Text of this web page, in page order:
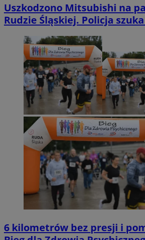
Uszkodzono Mitsubishi na
Rudzie Śląskiej. Policja
6 kilometrów bez presji i